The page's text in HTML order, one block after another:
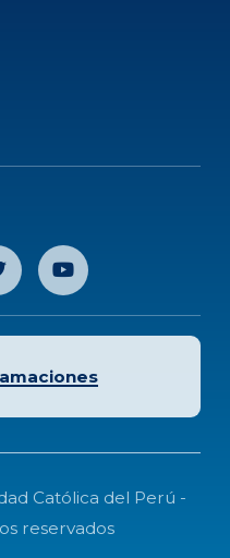
Católica del Perú -
reservados